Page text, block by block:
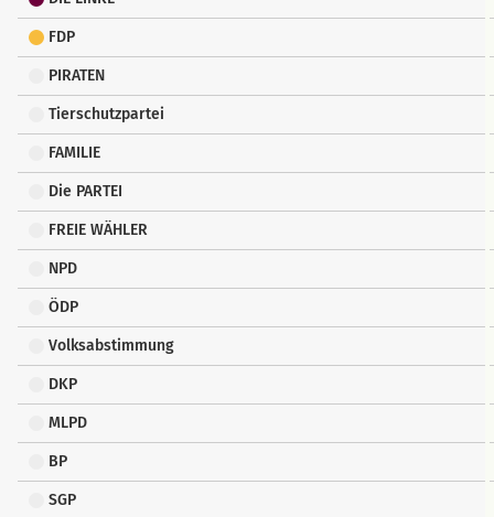
FDP
PIRATEN
Tierschutzpartei
FAMILIE
Die PARTEI
FREIE WÄHLER
NPD
ÖDP
Volksabstimmung
DKP
MLPD
BP
SGP